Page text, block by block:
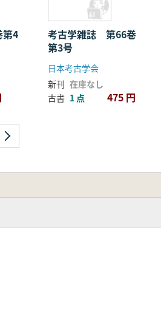
4
考古学雑誌 第66巻
第3号
日本考古学会
新刊 在庫なし
古書 1 点 475 円